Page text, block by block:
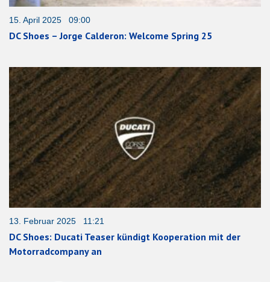
15. April 2025 09:00
DC Shoes – Jorge Calderon: Welcome Spring 25
13. Februar 2025 11:21
DC Shoes: Ducati Teaser kündigt Kooperation mit der
Motorradcompany an